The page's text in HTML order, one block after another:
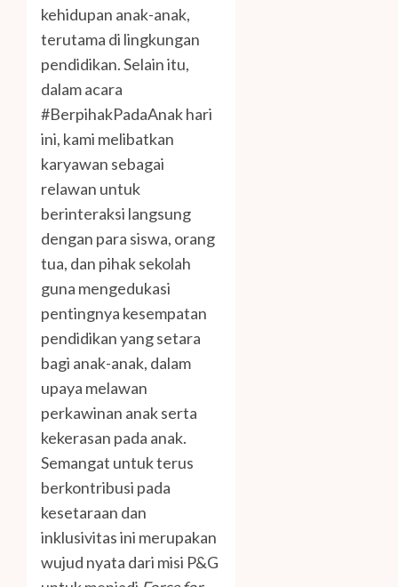
kehidupan anak-anak,
terutama di lingkungan
pendidikan. Selain itu,
dalam acara
#BerpihakPadaAnak hari
ini, kami melibatkan
karyawan sebagai
relawan untuk
berinteraksi langsung
dengan para siswa, orang
tua, dan pihak sekolah
guna mengedukasi
pentingnya kesempatan
pendidikan yang setara
bagi anak-anak, dalam
upaya melawan
perkawinan anak serta
kekerasan pada anak.
Semangat untuk terus
berkontribusi pada
kesetaraan dan
inklusivitas ini merupakan
wujud nyata dari misi P&G